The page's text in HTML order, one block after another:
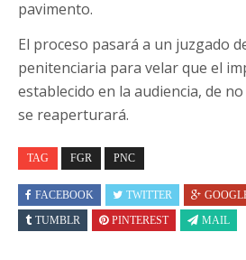
pavimento.
El proceso pasará a un juzgado
penitenciaria para velar que el
establecido en la audiencia, de
se reaperturará.
TAG FGR PNC
FACEBOOK TWITTER
TUMBLR
PINTEREST MAIL